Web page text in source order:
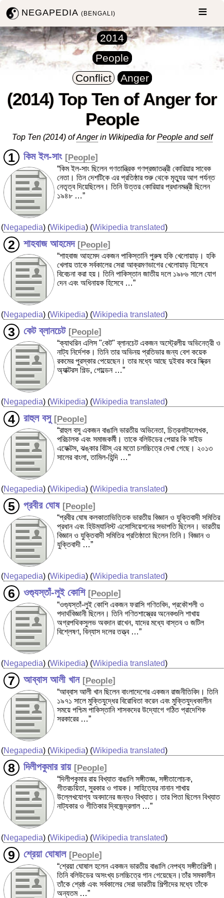
NEGAPEDIA(BENGALI)
2014
People
Conflict
Anger
(2014) Top Ten of Anger for
People
Top Ten (2014) ofAngerin Wikipedia forPeople and self
কিম ইল-সাং [People]
“কিম ইল-সাং ছিলেন গণতান্ত্রিক গণপ্রজাতন্ত্রী কোরিয়ার সাবেক
নেতা। তিন দেশটিকে এর প্রতিষ্ঠার শুরু থেকে মৃত্যুর আগ পর্যন্ত
নেতৃত্ব দিয়েছিলেন। তিনি উত্তর কোরিয়ার প্রধানমন্ত্রী ছিলেন
১৯৪৮ …”
(Negapedia) (Wikipedia) (Wikipedia translated)
শাহবাজ আহমেদ [People]
“শাহবাজ আহমেদ একজন পাকিস্তানি পুরুষ হকি খেলোয়াড়। হকি
খেলায় তাকে সর্বকালের সেরা আক্রমণভাগের খেলোয়াড় হিসেবে
বিবেচনা করা হয়। তিনি পাকিস্তান জাতীয় দলে ১৯৮৬ সালে যোগ
দেন এবং অধিনায়ক হিসেবে …”
(Negapedia) (Wikipedia) (Wikipedia translated)
কেট ব্লানচেট [People]
“ক্যাথরিন এলিস "কেট" ব্লানচেট একজন অস্ট্রেলীয় অভিনেত্রী ও
নাট্য নির্দেশক। তিনি তার অভিনয় প্রতিভার জন্য বেশ কয়েক
রকমের পুরস্কার পেয়েছেন। তার মধ্যে আছে দুইবার করে স্ক্রিন
অ্যাক্টরস গিল্ড, গোল্ডেন …”
(Negapedia) (Wikipedia) (Wikipedia translated)
রাহুল বসু [People]
“রাহুল বসু একজন বাঙালি ভারতীয় অভিনেতা, চিত্রনাট্যলেখক,
পরিচালক এবং সমাজকর্মী। তাকে বলিউডের পেয়ার কি সাইড
এফেক্টস, ঝঙ্কার বিটস্‌ এর মতো চলচ্চিত্রে দেখা গেছে। ২০১৩
সালের বাংলা, তামিল-হিন্দি …”
(Negapedia) (Wikipedia) (Wikipedia translated)
প্রবীর ঘোষ [People]
“প্রবীর ঘোষ কলকাতাভিত্তিক ভারতীয় বিজ্ঞান ও যুক্তিবাদী সমিতির
প্রধান এবং হিউম্যানিস্ট এসোসিয়েশনের সভাপতি ছিলেন। ভারতীয়
বিজ্ঞান ও যুক্তিবাদী সমিতির প্রতিষ্ঠাতা ছিলেন তিনি। বিজ্ঞান ও
যুক্তিবাদী …”
(Negapedia) (Wikipedia) (Wikipedia translated)
ওগ্যুস্তাঁ-লুই কোশি [People]
“ওগ্যুস্তাঁ-লুই কোশি একজন ফরাসি গণিতবিদ, প্রকৌশলী ও
পদার্থবিজ্ঞানী ছিলেন। তিনি গণিতশাস্ত্রের অনেকগুলি শাখায়
অগ্রপথিকসুলভ অবদান রাখেন, যাদের মধ্যে বাস্তব ও জটিল
বিশ্লেষণ, বিন্যাস দলের তত্ত্ব …”
(Negapedia) (Wikipedia) (Wikipedia translated)
আব্বাস আলী খান [People]
“আব্বাস আলী খান ছিলেন বাংলাদেশের একজন রাজনীতিবিদ। তিনি
১৯৭১ সালে মুক্তিযুদ্ধের বিরোধিতা করেন এবং মুক্তিযুদ্ধকালীন
সময়ে পশ্চিম পাকিস্তানি শাসকদের উদ্যোগে গঠিত প্রাদেশিক
সরকারের …”
(Negapedia) (Wikipedia) (Wikipedia translated)
দিলীপকুমার রায় [People]
“দিলীপকুমার রায় বিখ্যাত বাঙালি সঙ্গীতজ্ঞ, সঙ্গীতালোচক,
গীতরচয়িতা, সুরকার ও গায়ক। সাহিত্যের নানান শাখায়
উল্লেখযোগ্য অবদানের জন্যও বিখ্যাত। তার পিতা ছিলেন বিখ্যাত
নাট্যকার ও গীতিকার দ্বিজেন্দ্রলাল …”
(Negapedia) (Wikipedia) (Wikipedia translated)
শ্রেয়া ঘোষাল [People]
“শ্রেয়া ঘোষাল হলেন একজন ভারতীয় বাঙালি নেপথ্য সঙ্গীতশিল্পী।
তিনি বলিউডের অসংখ্য চলচ্চিত্রে গান গেয়েছেন।তাঁর সমকালীন
তাঁকে শ্রেষ্ঠ এবং সর্বকালের সেরা ভারতীয় শিল্পীদের মধ্যে তাঁকে
অন্যতম …”